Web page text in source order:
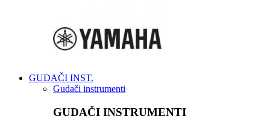
GUDAČI INST.
Gudači instrumenti
GUDAČI INSTRUMENTI